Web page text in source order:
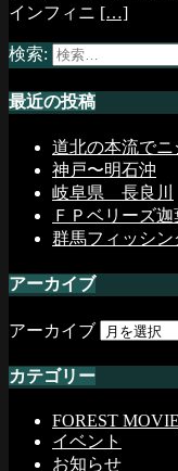
インフィニ […]
検索:
最近の投稿
道北の本流でニ
神戸〜明石沖
岐阜県 長良川
ＦＰベリーズ迦
群馬フィッシ
アーカイブ
アーカイブ
カテゴリー
FOREST MOVIE
イベント
お知らせ